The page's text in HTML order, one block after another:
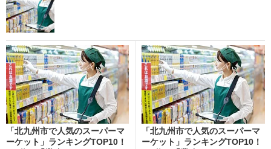
「北九州市で人気のスーパーマ
ーケット」ランキングTOP10！
「北九州市で人気のスーパーマ
ーケット」ランキングTOP10！